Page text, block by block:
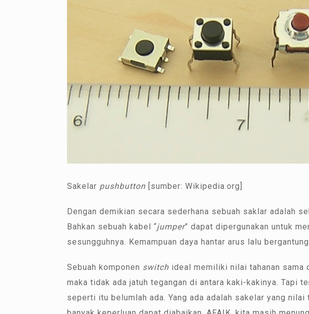
Sakelar pushbutton [sumber: Wikipedia.org]
Dengan demikian secara sederhana sebuah saklar adalah
Bahkan sebuah kabel “jumper” dapat dipergunakan untuk
sesungguhnya. Kemampuan daya hantar arus lalu
Sebuah komponen switch ideal memiliki nilai tahanan sama
maka tidak ada jatuh tegangan di antara kaki-kakinya. Tapi
seperti itu belumlah ada. Yang ada adalah sakelar yang nilai